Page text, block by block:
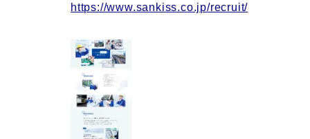
https://www.sankiss.co.jp/recruit/